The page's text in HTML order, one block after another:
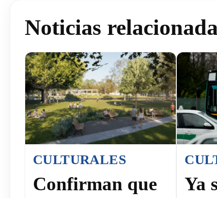
Noticias
CULTURALES
Confirman que
Ya